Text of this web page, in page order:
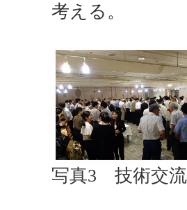
考える。
写真3 技術交